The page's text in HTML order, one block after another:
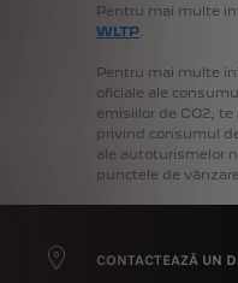
Pentru mai multe
WLTP
Pentru mai multe
oficiale ale
emisiilor de CO2, te
privind consumul
ale autoturismelor
punctele de vânzare
CONTACTEAZĂ UN